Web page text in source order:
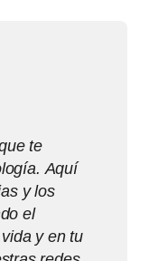
te
Aquí
y los
el
y en tu